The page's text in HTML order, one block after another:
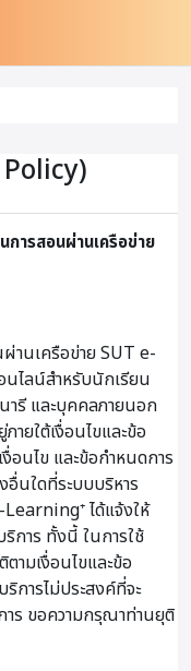
การสอนผ่านเครือข่าย
านเครือข่าย SUT e-
ไลน์สำหรับนักเรียน
ารี และบุคคลภายนอก
ายใต้เงื่อนไขและข้อ
อนไข และข้อกำหนดการ
อื่นใดที่ระบบบริหาร
ได้แจ้งให้
ริการ ทั้งนี้ ในการใช้
ามเงื่อนไขและข้อ
การไม่ประสงค์ที่จะ
าร ขอความกรุณาท่านยุติ